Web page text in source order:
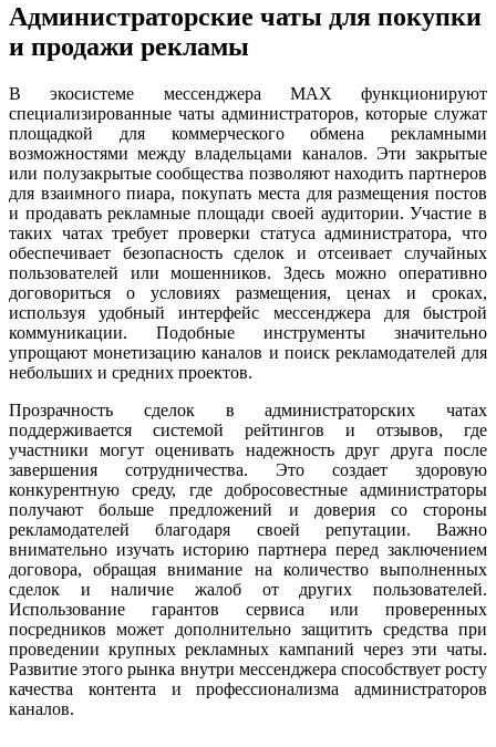
Администраторские чаты для покупки
и продажи рекламы
В экосистеме мессенджера MAX функционируют
специализированные чаты администраторов, которые служат
площадкой для коммерческого обмена рекламными
возможностями между владельцами каналов. Эти закрытые
или полузакрытые сообщества позволяют находить партнеров
для взаимного пиара, покупать места для размещения постов
и продавать рекламные площади своей аудитории. Участие в
таких чатах требует проверки статуса администратора, что
обеспечивает безопасность сделок и отсеивает случайных
пользователей или мошенников. Здесь можно оперативно
договориться о условиях размещения, ценах и сроках,
используя удобный интерфейс мессенджера для быстрой
коммуникации. Подобные инструменты значительно
упрощают монетизацию каналов и поиск рекламодателей для
небольших и средних проектов.
Прозрачность сделок в администраторских чатах
поддерживается системой рейтингов и отзывов, где
участники могут оценивать надежность друг друга после
завершения сотрудничества. Это создает здоровую
конкурентную среду, где добросовестные администраторы
получают больше предложений и доверия со стороны
рекламодателей благодаря своей репутации. Важно
внимательно изучать историю партнера перед заключением
договора, обращая внимание на количество выполненных
сделок и наличие жалоб от других пользователей.
Использование гарантов сервиса или проверенных
посредников может дополнительно защитить средства при
проведении крупных рекламных кампаний через эти чаты.
Развитие этого рынка внутри мессенджера способствует росту
качества контента и профессионализма администраторов
каналов.